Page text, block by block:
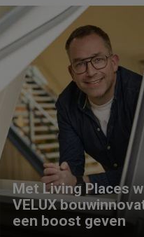
Met Living Places
VELUX
een boost geven